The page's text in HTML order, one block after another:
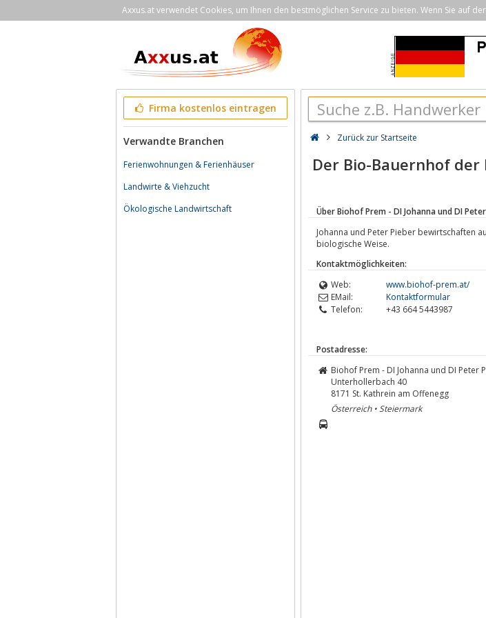
Axxus.at verwendet Cookies, um Ihnen den bestmöglichen Service zu bieten. Wenn Sie auf
Firma kostenlos eintragen
Verwandte Branchen
Ferienwohnungen & Ferienhäuser
Landwirte & Viehzucht
Ökologische Landwirtschaft
Zurück zur Startseite
Der Bio-Bauernhof
Über Biohof Prem - DI Johanna und DI
Johanna und Peter Pieber bewirtschaften
biologische Weise.
Kontaktmöglichkeiten:
Web:
www.biohof-prem.at/
EMail:
Kontaktformular
Telefon:
+43 664 5443987
Postadresse:
Biohof Prem - DI Johanna und DI Peter
Unterhollerbach 40
8171 St. Kathrein am Offenegg
Österreich • Steiermark